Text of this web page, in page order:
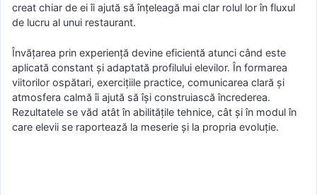
creat chiar de ei îi ajută să înțeleagă mai clar rolul lor în fluxul
de lucru al unui restaurant.
Învățarea prin experiență devine eficientă atunci când este
aplicată constant și adaptată profilului elevilor. În formarea
viitorilor ospătari, exercițiile practice, comunicarea clară și
atmosfera calmă îi ajută să își construiască încrederea.
Rezultatele se văd atât în abilitățile tehnice, cât și în modul în
care elevii se raportează la meserie și la propria evoluție.